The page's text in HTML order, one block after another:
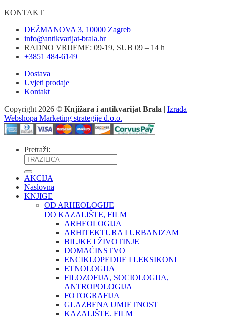
KONTAKT
DEŽMANOVA 3, 10000 Zagreb
info@antikvarijat-brala.hr
RADNO VRIJEME: 09-19, SUB 09 – 14 h
+3851 484-6149
Dostava
Uvjeti prodaje
Kontakt
Copyright 2026 © Knjižara i antikvarijat Brala | Izrada
Webshopa Marketing strategije d.o.o.
Pretraži:
AKCIJA
Naslovna
KNJIGE
OD ARHEOLOGIJE
DO KAZALIŠTE, FILM
ARHEOLOGIJA
ARHITEKTURA I URBANIZAM
BILJKE I ŽIVOTINJE
DOMAĆINSTVO
ENCIKLOPEDIJE I LEKSIKONI
ETNOLOGIJA
FILOZOFIJA, SOCIOLOGIJA,
ANTROPOLOGIJA
FOTOGRAFIJA
GLAZBENA UMJETNOST
KAZALIŠTE, FILM